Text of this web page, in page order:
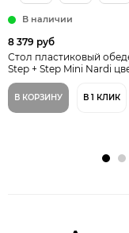
В наличии
8 379 руб
Стол пластиковый
Step + Step Mini Nardi
В КОРЗИНУ В 1 КЛИК